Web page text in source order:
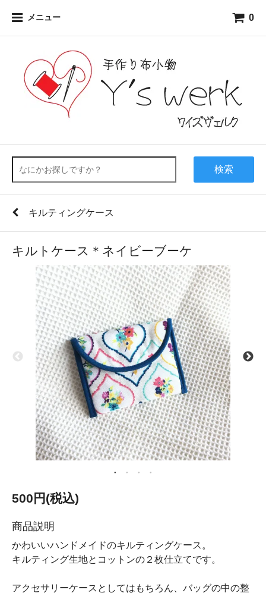
メニュー 0
検索
キルティングケース
キルトケース＊ネイビーブーケ
500円(税込)
商品説明
かわいいハンドメイドのキルティングケース。
キルティング生地とコットンの２枚仕立てです。
アクセサリーケースとしてはもちろん、バッグの中の整